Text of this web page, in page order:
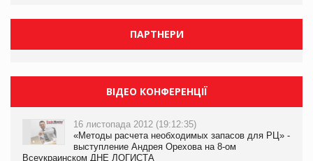
ПАРТНЕРИ
ВІДЕО КОНФЕРЕНЦІЇ
16 листопада 2012 (19:12:35)
«Методы расчета необходимых запасов для РЦ» -
выступление Андрея Орехова на 8-ом
Всеукраинском ДНЕ ЛОГИСТА